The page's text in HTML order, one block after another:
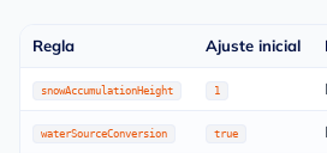
Regla Ajuste inicial
snowAccumulationHeight 1
waterSourceConversion true